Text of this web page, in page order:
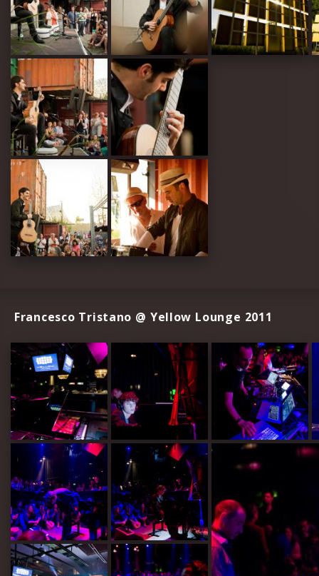
Francesco Tristano @ Yellow Lounge 2011